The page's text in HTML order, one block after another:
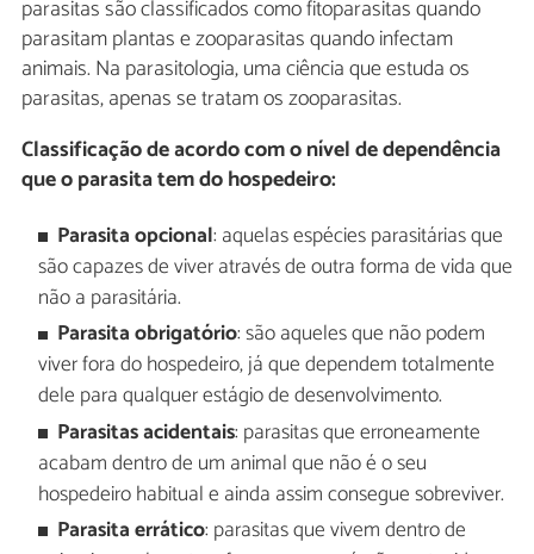
parasitas são classificados como fitoparasitas quando
parasitam plantas e zooparasitas quando infectam
animais. Na parasitologia, uma ciência que estuda os
parasitas, apenas se tratam os zooparasitas.
Classificação de acordo com o nível de dependência
que o parasita tem do hospedeiro:
Parasita opcional: aquelas espécies parasitárias que
são capazes de viver através de outra forma de vida que
não a parasitária.
Parasita obrigatório: são aqueles que não podem
viver fora do hospedeiro, já que dependem totalmente
dele para qualquer estágio de desenvolvimento.
Parasitas acidentais: parasitas que erroneamente
acabam dentro de um animal que não é o seu
hospedeiro habitual e ainda assim consegue sobreviver.
Parasita errático: parasitas que vivem dentro de